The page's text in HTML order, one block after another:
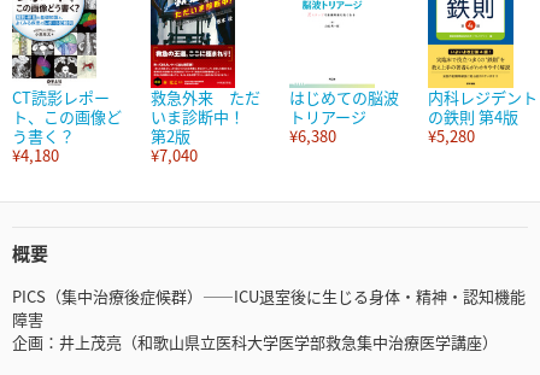
CT読影レポー
ト、この画像ど
う書く？
¥4,180
救急外来 ただ
いま診断中！
第2版
¥7,040
はじめての脳波
トリアージ
¥6,380
内科レジデント
の鉄則 第4版
¥5,280
概要
PICS（集中治療後症候群）――ICU退室後に生じる身体・精神・認知機能
障害
企画：井上茂亮（和歌山県立医科大学医学部救急集中治療医学講座）